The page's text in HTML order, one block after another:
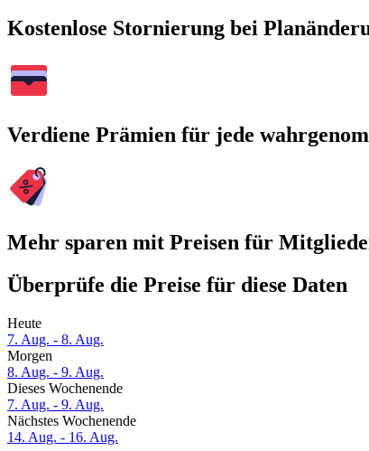
Kostenlose Stornierung bei
Verdiene Prämien für jede
Mehr sparen mit Preisen für
Überprüfe die Preise für diese Daten
Heute
7. Aug. - 8. Aug.
Morgen
8. Aug. - 9. Aug.
Dieses Wochenende
7. Aug. - 9. Aug.
Nächstes Wochenende
14. Aug. - 16. Aug.